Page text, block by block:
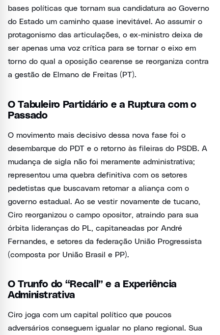
bases políticas que tornam sua candidatura ao Governo
do Estado um caminho quase inevitável. Ao assumir o
protagonismo das articulações, o ex-ministro deixa de
ser apenas uma voz crítica para se tornar o eixo em
torno do qual a oposição cearense se reorganiza contra
a gestão de Elmano de Freitas (PT).
O Tabuleiro Partidário e a Ruptura com o
Passado
O movimento mais decisivo dessa nova fase foi o
desembarque do PDT e o retorno às fileiras do PSDB. A
mudança de sigla não foi meramente administrativa;
representou uma quebra definitiva com os setores
pedetistas que buscavam retomar a aliança com o
governo estadual. Ao se vestir novamente de tucano,
Ciro reorganizou o campo opositor, atraindo para sua
órbita lideranças do PL, capitaneadas por André
Fernandes, e setores da federação União Progressista
(composta por União Brasil e PP).
O Trunfo do “Recall” e a Experiência
Administrativa
Ciro joga com um capital político que poucos
adversários conseguem igualar no plano regional. Sua